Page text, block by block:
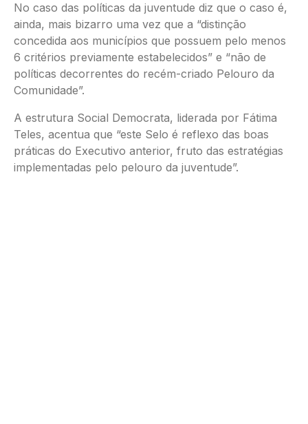
No caso das políticas da juventude diz que o caso é,
ainda, mais bizarro uma vez que a “distinção
concedida aos municípios que possuem pelo menos
6 critérios previamente estabelecidos” e “não de
políticas decorrentes do recém-criado Pelouro da
Comunidade”.
A estrutura Social Democrata, liderada por Fátima
Teles, acentua que “este Selo é reflexo das boas
práticas do Executivo anterior, fruto das estratégias
implementadas pelo pelouro da juventude”.